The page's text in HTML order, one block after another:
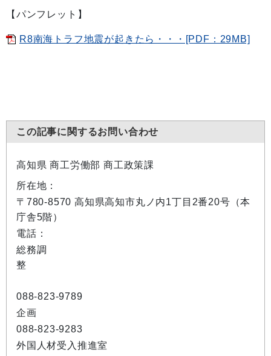
【パンフレット】
R8南海トラフ地震が起きたら・・・[PDF：29MB]
この記事に関するお問い合わせ
高知県 商工労働部 商工政策課
所在地：
〒780-8570 高知県高知市丸ノ内1丁目2番20号（本
庁舎5階）
電話：
総務調
整
088-823-9789
企画
088-823-9283
外国人材受入推進室